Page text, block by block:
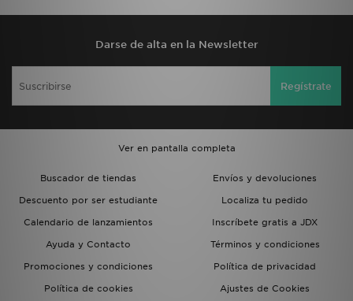
Darse de alta en la Newsletter
Regístrate
Ver en pantalla completa
Buscador de tiendas
Envíos y devoluciones
Descuento por ser estudiante
Localiza tu pedido
Calendario de lanzamientos
Inscríbete gratis a JDX
Ayuda y Contacto
Términos y condiciones
Promociones y condiciones
Política de privacidad
Política de cookies
Ajustes de Cookies